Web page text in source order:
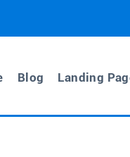
Blog Landing